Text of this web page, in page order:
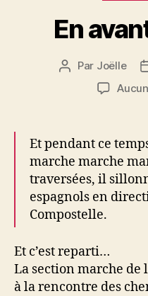
En
Auteur
Par Joëlle
Et pendant ce
marche marche
traversées, il
espagnols en
Compostelle.
Et c’est reparti…
La section marche de
à la rencontre des